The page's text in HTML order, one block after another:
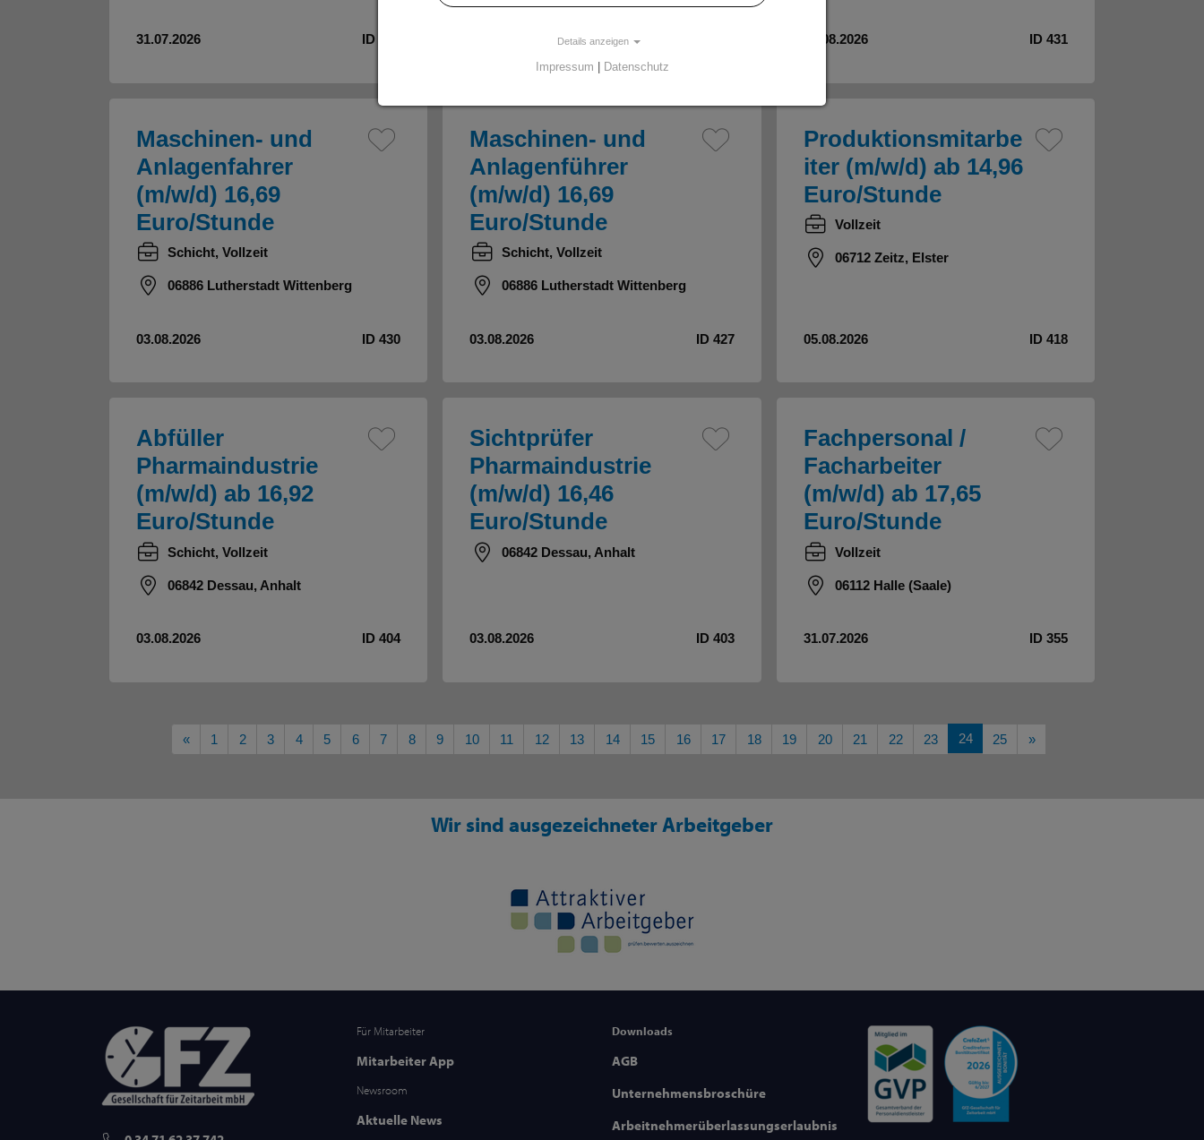
31.07.2026 ID 456 04.08.2026 ID 431
Maschinen- und
Anlagenfahrer
(m/w/d) 16,69
Euro/Stunde
Schicht, Vollzeit
06886 Lutherstadt Wittenberg
03.08.2026 ID 430
Maschinen- und
Anlagenführer
(m/w/d) 16,69
Euro/Stunde
Schicht, Vollzeit
06886 Lutherstadt Wittenberg
03.08.2026 ID 427
Produktionsmitarbe
iter (m/w/d) ab 14,96
Euro/Stunde
Vollzeit
06712 Zeitz, Elster
05.08.2026 ID 418
Abfüller
Pharmaindustrie
(m/w/d) ab 16,92
Euro/Stunde
Schicht, Vollzeit
06842 Dessau, Anhalt
03.08.2026 ID 404
Sichtprüfer
Pharmaindustrie
(m/w/d) 16,46
Euro/Stunde
06842 Dessau, Anhalt
03.08.2026 ID 403
Fachpersonal /
Facharbeiter
(m/w/d) ab 17,65
Euro/Stunde
Vollzeit
06112 Halle (Saale)
31.07.2026 ID 355
«Vorherige
1 2 3 4 5 6 7 8 9 10 11 12 13 14 15 16 17 18 19 20 21 22 23 24 25 »Nächste
Wir sind ausgezeichneter Arbeitgeber
Für Mitarbeiter
Mitarbeiter App
Newsroom
Aktuelle News
Downloads
AGB
Unternehmensbroschüre
Arbeitnehmerüberlassungserlaubnis
Details anzeigen
Impressum Datenschutz